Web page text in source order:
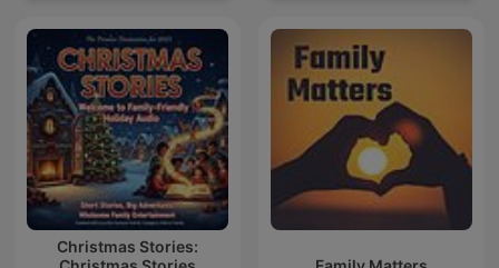
Christmas Stories: